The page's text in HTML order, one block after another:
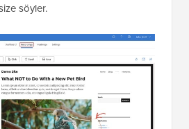
söyler.